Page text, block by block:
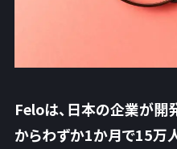
Feloは、日本の企業が開
からわずか1か月で15万